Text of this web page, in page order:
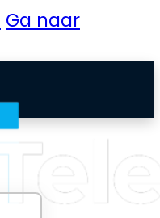
Ga naar